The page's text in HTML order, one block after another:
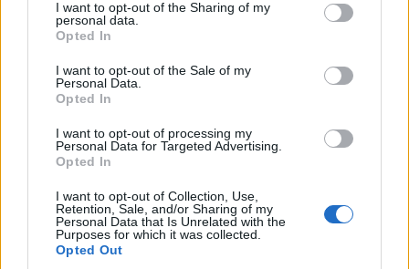
I want to opt-out of the Sharing of my
personal data.
Opted In
I want to opt-out of the Sale of my
Personal Data.
Opted In
I want to opt-out of processing my
Personal Data for Targeted Advertising.
Opted In
I want to opt-out of Collection, Use,
Retention, Sale, and/or Sharing of my
Personal Data that Is Unrelated with the
Purposes for which it was collected.
Opted Out
Minka 14. rész
Clayton-ügy